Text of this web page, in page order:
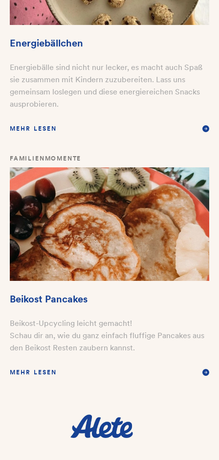
Energiebällchen
Energiebälle sind nicht nur lecker, es macht auch Spaß
sie zusammen mit Kindern zuzubereiten. Lass uns
gemeinsam loslegen und diese energiereichen Snacks
ausprobieren.
MEHR LESEN
FAMILIENMOMENTE
Beikost Pancakes
Beikost-Upcycling leicht gemacht!
Schau dir an, wie du ganz einfach fluffige Pancakes aus
den Beikost Resten zaubern kannst.
MEHR LESEN